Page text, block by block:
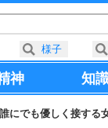
神 知
誰にでも優しく接する
様子